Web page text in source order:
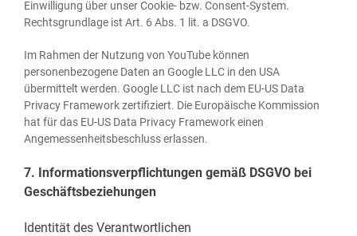
Ein­wil­li­gung über unser Coo­kie- bzw. Con­sent-Sys­tem.
Rechts­grund­la­ge ist Art. 6 Abs. 1 lit. a DSGVO.
Im Rah­men der Nut­zung von You­Tube kön­nen
per­so­nen­be­zo­ge­ne Daten an Goog­le LLC in den USA
über­mit­telt wer­den. Goog­le LLC ist nach dem EU-US Data
Pri­va­cy Frame­work zer­ti­fi­ziert. Die Euro­päi­sche Kom­mis­si­on
hat für das EU-US Data Pri­va­cy Frame­work einen
Ange­mes­sen­heits­be­schluss erlassen.
7. Informationsverpflichtungen gemäß DSGVO bei
Geschäftsbeziehungen
Identität des Verantwortlichen